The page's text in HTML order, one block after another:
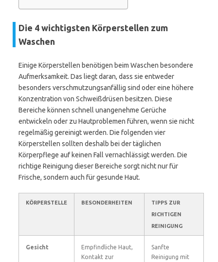
Die 4 wichtigsten Körperstellen zum
Waschen
Einige Körperstellen benötigen beim Waschen besondere
Aufmerksamkeit. Das liegt daran, dass sie entweder
besonders verschmutzungsanfällig sind oder eine höhere
Konzentration von Schweißdrüsen besitzen. Diese
Bereiche können schnell unangenehme Gerüche
entwickeln oder zu Hautproblemen führen, wenn sie nicht
regelmäßig gereinigt werden. Die folgenden vier
Körperstellen sollten deshalb bei der täglichen
Körperpflege auf keinen Fall vernachlässigt werden. Die
richtige Reinigung dieser Bereiche sorgt nicht nur für
Frische, sondern auch für gesunde Haut.
KÖRPERSTELLE BESONDERHEITEN
TIPPS ZUR
RICHTIGEN
REINIGUNG
Gesicht
Empfindliche Haut,
Kontakt zur
Sanfte
Reinigung mit